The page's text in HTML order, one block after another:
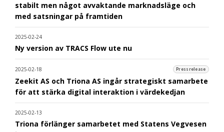
stabilt men något avvaktande marknadsläge och
med satsningar på framtiden
2025-02-24
Ny version av TRACS Flow ute nu
2025-02-18 Pressrelease
Zeekit AS och Triona AS ingår strategiskt samarbete
för att stärka digital interaktion i värdekedjan
2025-02-13
Triona förlänger samarbetet med Statens Vegvesen